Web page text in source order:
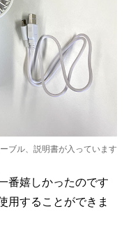
ブル、説明書が入っています
番嬉しかったのです
用することができま